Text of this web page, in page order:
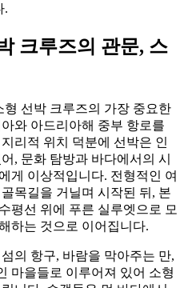
.
크루즈의 관문, 스
선박 크루즈의 가장 중요한
와 아드리아해 중부 항로를
리적 위치 덕분에 선박은 인
, 문화 탐방과 바다에서의 시
게 이상적입니다. 전형적인 여
목길을 거닐며 시작된 뒤, 본
평선 위에 푸른 실루엣으로 모
하는 것으로 이어집니다.
의 항구, 바람을 막아주는 만,
마을들로 이루어져 있어 소형